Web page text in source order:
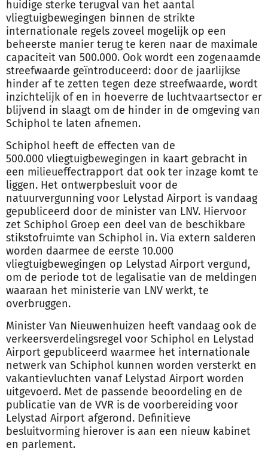
huidige sterke terugval van het aantal
vliegtuigbewegingen binnen de strikte
internationale regels zoveel mogelijk op een
beheerste manier terug te keren naar de maximale
capaciteit van 500.000. Ook wordt een zogenaamde
streefwaarde geïntroduceerd: door de jaarlijkse
hinder af te zetten tegen deze streefwaarde, wordt
inzichtelijk of en in hoeverre de luchtvaartsector er
blijvend in slaagt om de hinder in de omgeving van
Schiphol te laten afnemen.
Schiphol heeft de effecten van de
500.000 vliegtuigbewegingen in kaart gebracht in
een milieueffectrapport dat ook ter inzage komt te
liggen. Het ontwerpbesluit voor de
natuurvergunning voor Lelystad Airport is vandaag
gepubliceerd door de minister van LNV. Hiervoor
zet Schiphol Groep een deel van de beschikbare
stikstofruimte van Schiphol in. Via extern salderen
worden daarmee de eerste 10.000
vliegtuigbewegingen op Lelystad Airport vergund,
om de periode tot de legalisatie van de meldingen
waaraan het ministerie van LNV werkt, te
overbruggen.
Minister Van Nieuwenhuizen heeft vandaag ook de
verkeersverdelingsregel voor Schiphol en Lelystad
Airport gepubliceerd waarmee het internationale
netwerk van Schiphol kunnen worden versterkt en
vakantievluchten vanaf Lelystad Airport worden
uitgevoerd. Met de passende beoordeling en de
publicatie van de VVR is de voorbereiding voor
Lelystad Airport afgerond. Definitieve
besluitvorming hierover is aan een nieuw kabinet
en parlement.